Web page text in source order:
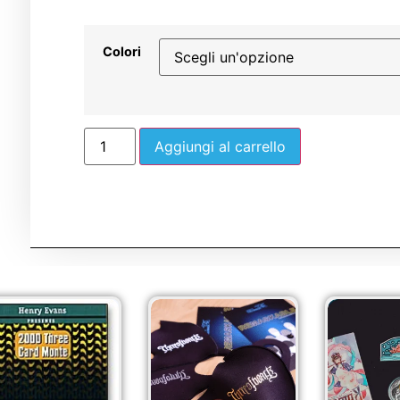
Colori
Aggiungi al carrello